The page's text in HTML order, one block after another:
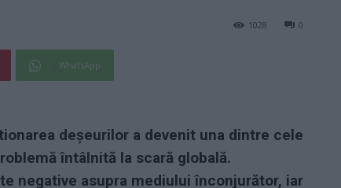
0
1028
WhatsApp
deșeurilor a devenit una dintre cele
întâlnită la scară globală.
negative asupra mediului înconjurător, iar